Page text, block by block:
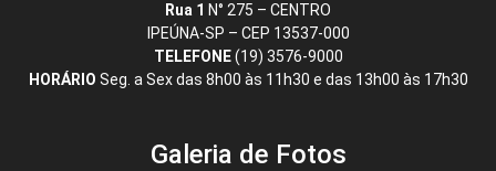
Rua 1 N° 275 – CENTRO
IPEÚNA-SP – CEP 13537-000
TELEFONE(19) 3576-9000
HORÁRIO Seg. a Sex das 8h00 às 11h30 e das 13h00 às 17h30
Galeria de Fotos